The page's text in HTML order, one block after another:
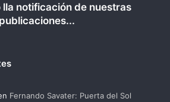
lla notificación de nuestras
publicaciones...
Fernando Savater: Puerta del Sol